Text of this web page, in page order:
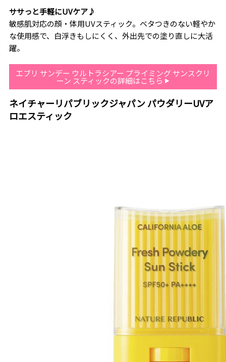
ササっと手軽にUVケア♪
敏感肌対応の顔・体用UVスティック。ベタつきのない軽やか
な使用感で、白浮きもしにくく、外出先での塗り直しに大活
躍。
エブリ サンデー ウルトラシアー プライミング サンスクリ
ーン スティックの詳細はこちら
ネイチャーリパブリックジャパン パウダリーUVア
ロエスティック